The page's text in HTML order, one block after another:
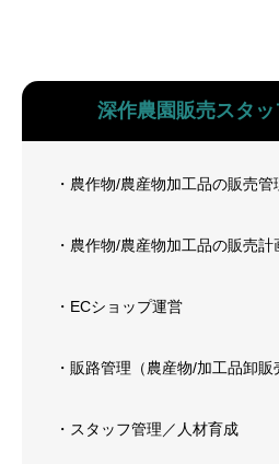
深作農園販売スタ
・農作物/農産物加工品の販売管
・農作物/農産物加工品の販売計
・ECショップ運営
・販路管理（農産物/加工品卸販
・スタッフ管理／人材育成